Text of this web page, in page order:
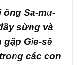
Sa-mu-
sừng và
Gie-sê
các con